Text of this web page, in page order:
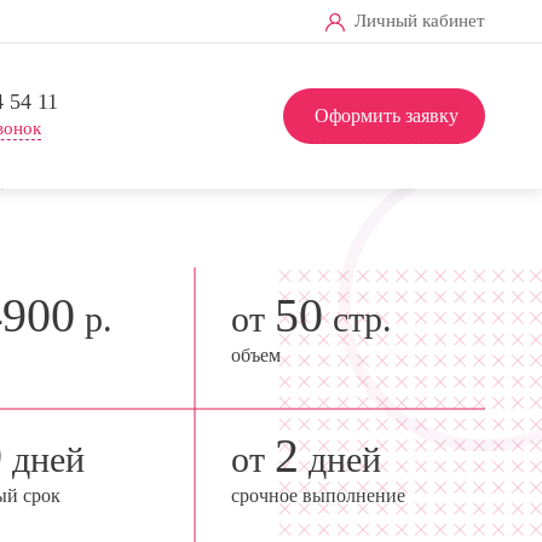
Личный кабинет
54 11
Оформить заявку
р. от 50стр.
объем
дней
срок
от 2дней
срочное выполнение